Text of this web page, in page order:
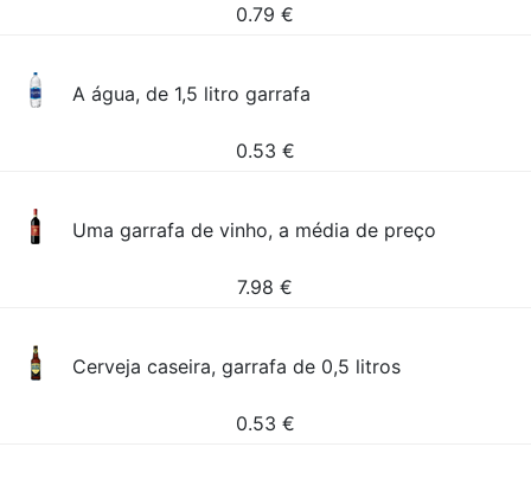
0.79 €
A água, de 1,5 litro garrafa
0.53 €
Uma garrafa de vinho, a média de preço
7.98 €
Cerveja caseira, garrafa de 0,5 litros
0.53 €